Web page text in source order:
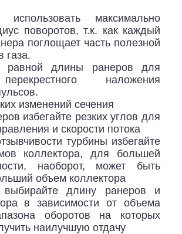
максимально
поворотов, т.к. как каждый
поглощает часть полезной
газа.
равной длины ранеров для
наложения
изменений сечения
избегайте резких углов для
и скорости потока
турбины избегайте
коллектора, для большей
наоборот, может быть
объем коллектора
длину ранеров и
в зависимости от объема
оборотов на которых
наилучшую отдачу